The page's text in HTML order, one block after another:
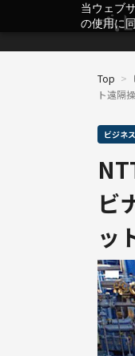
当ウェブ
の使用に
Top >
ト遠隔
ビジネス
ビ
ッ